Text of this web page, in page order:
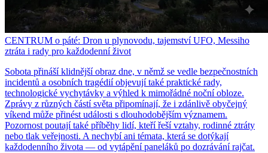
CENTRUM o páté: Dron u plynovodu, tajemství UFO, Messiho
ztráta i rady pro každodenní život
Sobota přináší klidnější obraz dne, v němž se vedle bezpečnostních
incidentů a osobních tragédií objevují také praktické rady,
technologické vychytávky a výhled k mimořádné noční obloze.
Zprávy z různých částí světa připomínají, že i zdánlivě obyčejný
víkend může přinést události s dlouhodobějším významem.
Pozornost poutají také příběhy lidí, kteří řeší vztahy, rodinné ztráty
nebo tlak veřejnosti. A nechybí ani témata, která se dotýkají
každodenního života — od vytápění paneláků po dozrávání rajčat.